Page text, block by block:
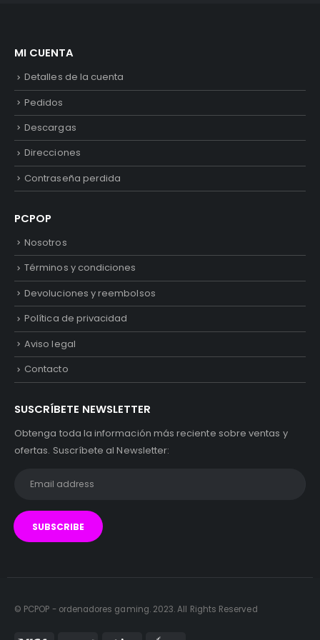
MI CUENTA
Detalles de la cuenta
Pedidos
Descargas
Direcciones
Contraseña perdida
PCPOP
Nosotros
Términos y condiciones
Devoluciones y reembolsos
Política de privacidad
Aviso legal
Contacto
SUSCRÍBETE NEWSLETTER
Obtenga toda la información más reciente sobre ventas y
ofertas. Suscríbete al Newsletter:
© PCPOP - ordenadores gaming. 2023. All Rights Reserved